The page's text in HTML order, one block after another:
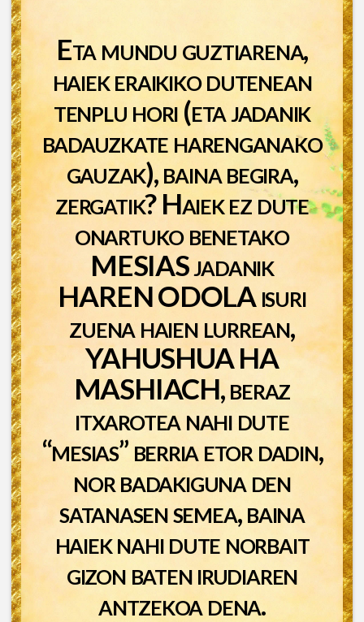
Eta mundu guztiarena,
haiek eraikiko dutenean
tenplu hori (eta jadanik
badauzkate harenganako
gauzak), baina begira,
zergatik? Haiek ez dute
onartuko benetako
MESIAS jadanik
HAREN ODOLA isuri
zuena haien lurrean,
YAHUSHUA HA
MASHIACH, beraz
itxarotea nahi dute
“mesias” berria etor dadin,
nor badakiguna den
satanasen semea, baina
haiek nahi dute norbait
gizon baten irudiaren
antzekoa dena.